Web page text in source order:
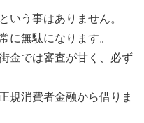
いう事はありません。
に無駄になります。
金では審査が甘く、必ず
規消費者金融から借りま